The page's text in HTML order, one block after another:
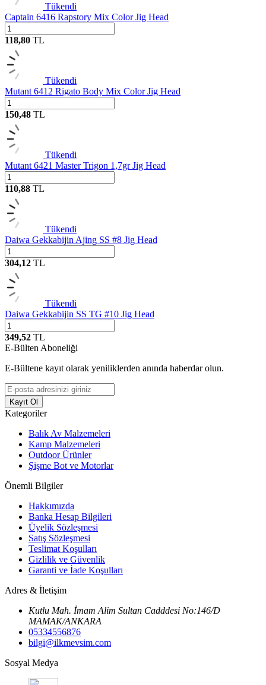
Tükendi
Captain 6416 Rapstory Mix Color Jig Head
118,80 TL
Tükendi
Mutant 6412 Rigato Body Mix Color Jig Head
150,48 TL
Tükendi
Mutant 6421 Master Trigon 1,7gr Jig Head
110,88 TL
Tükendi
Daiwa Gekkabijin Ajing SS #8 Jig Head
304,12 TL
Tükendi
Daiwa Gekkabijin SS TG #10 Jig Head
349,52 TL
E-Bülten Aboneliği
E-Bültene kayıt olarak yeniliklerden anında haberdar olun.
Kayıt Ol
Kategoriler
Balık Av Malzemeleri
Kamp Malzemeleri
Outdoor Ürünler
Şişme Bot ve Motorlar
Önemli Bilgiler
Hakkımızda
Banka Hesap Bilgileri
Üyelik Sözleşmesi
Satış Sözleşmesi
Teslimat Koşulları
Gizlilik ve Güvenlik
Garanti ve İade Koşulları
Adres & İletişim
Kutlu Mah. İmam Alim Sultan Cadddesi No:146/D
MAMAK/ANKARA
05334556876
bilgi@ilkmevsim.com
Sosyal Medya